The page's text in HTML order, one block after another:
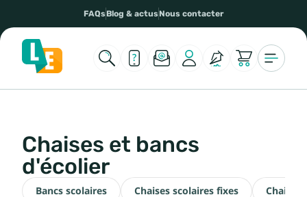
FAQsBlog & actusNous contacter
Chaises et bancs
d'écolier
Bancs scolaires Chaises scolaires fixes
Chaises